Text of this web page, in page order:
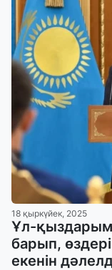
18 қыркүйек, 2025
Ұл-
барып,
екенін